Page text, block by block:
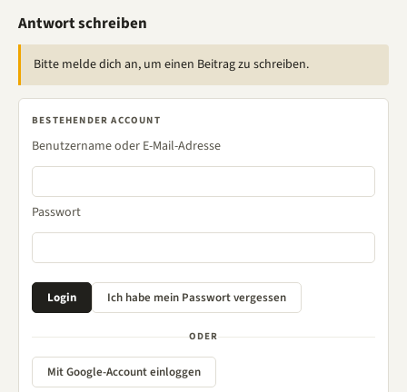
Antwort schreiben
Bitte melde dich an, um einen Beitrag zu schreiben.
BESTEHENDER ACCOUNT
Benutzername oder E-Mail-Adresse
Passwort
ODER
Mit Google-Account einloggen